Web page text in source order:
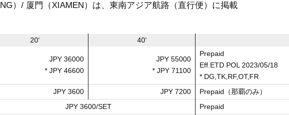
）/ 厦門（XIAMEN）は、東南アジア航路（直行便）に掲載
20' 40'
JPY 36000
* JPY 46600
JPY 55000
* JPY 71100
Prepaid
Eff.ETD POL 2023/05/18
* DG,TK,RF,OT,FR
JPY 3600 JPY 7200
Prepaid（那覇のみ）
JPY 3600/SET
Prepaid